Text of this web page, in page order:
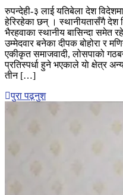
रुपन्देही-३ लाई यतिबेला देश
हेरिरहेका छन् । स्थानीयतासँगै देश
भैरहवाका स्थानीय बासिन्दा समेत
उम्मेदवार बनेका दीपक बोहोरा र
एकीकृत समाजवादी, लोसपाको
प्रतिस्पर्धा हुने भएकाले याे क्षेत्र
तीन […]
पुरा पढ़नुश